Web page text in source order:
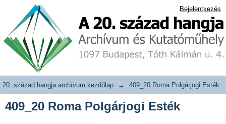
409_20 Roma Polgárjogi Esték
20. század hangja archívum adattár Bejelentkezés
20. század hangja archívum kezdőlap → 409_20 Roma Polgárjogi Esték
409_20 Roma Polgárjogi Esték